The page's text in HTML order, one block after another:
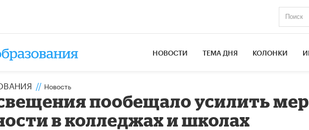
НОВОСТИ ТЕМА ДНЯ КОЛОНКИ
// Новость
пообещало усилить
в колледжах и школах